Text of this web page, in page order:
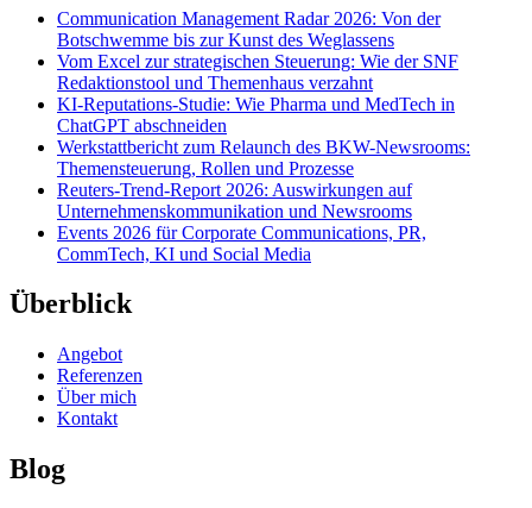
Communication Management Radar 2026: Von der
Botschwemme bis zur Kunst des Weglassens
Vom Excel zur strategischen Steuerung: Wie der SNF
Redaktionstool und Themenhaus verzahnt
KI-Reputations-Studie: Wie Pharma und MedTech in
ChatGPT abschneiden
Werkstattbericht zum Relaunch des BKW-Newsrooms:
Themensteuerung, Rollen und Prozesse
Reuters-Trend-Report 2026: Auswirkungen auf
Unternehmenskommunikation und Newsrooms
Events 2026 für Corporate Communications, PR,
CommTech, KI und Social Media
Überblick
Angebot
Referenzen
Über mich
Kontakt
Blog